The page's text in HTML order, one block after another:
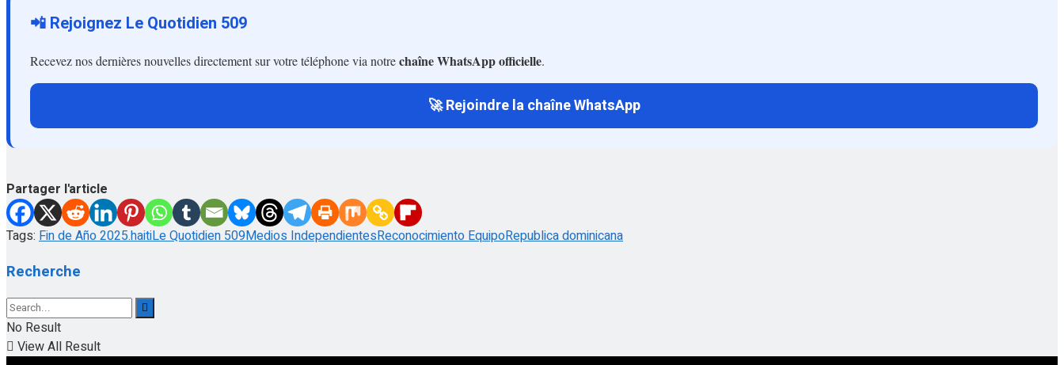
📲 Rejoignez Le Quotidien 509
Recevez nos dernières nouvelles directement sur votre téléphone via notrechaîne WhatsApp officielle.
🚀 Rejoindre la chaîne WhatsApp
Partager l'article
Tags: Fin de Año 2025.haitiLe Quotidien 509Medios IndependientesReconocimiento EquipoRepublica dominicana
Recherche
No Result
View All Result